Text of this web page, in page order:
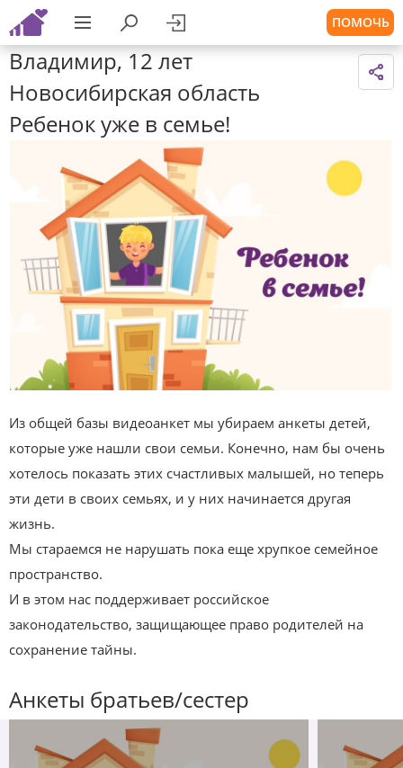
ПОМОЧЬ
Владимир, 12 лет
Новосибирская область
Ребенок уже в семье!
Из общей базы видеоанкет мы убираем анкеты детей,
которые уже нашли свои семьи. Конечно, нам бы очень
хотелось показать этих счастливых малышей, но теперь
эти дети в своих семьях, и у них начинается другая
жизнь.
Мы стараемся не нарушать пока еще хрупкое семейное
пространство.
И в этом нас поддерживает российское
законодательство, защищающее право родителей на
сохранение тайны.
Анкеты братьев/сестер